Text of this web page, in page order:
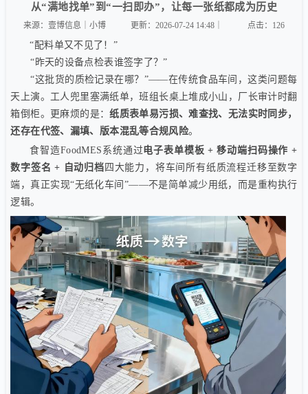
从“满地找单”到“一扫即办”，让每一张纸都成为历史
来源：壹博信息｜小博 更新：2026-07-24 14:48｜ 点击： 126
“配料单又不见了！”
“昨天的设备点检表谁签字了？”
“这批货的质检记录在哪？”——在传统食品车间，这类问题每
天上演。工人兜里塞满纸单，班组长桌上堆成小山，厂长审计时翻
箱倒柜。更麻烦的是：纸质表单易污损、难查找、无法实时同步，
还存在代签、漏填、版本混乱等合规风险。
食智造FoodMES系统通过电子表单模板 + 移动端扫码操作 +
数字签名 + 自动归档 四大能力，将车间所有纸质流程迁移至数字
端，真正实现“无纸化车间”——不是简单减少用纸，而是重构执行
逻辑。